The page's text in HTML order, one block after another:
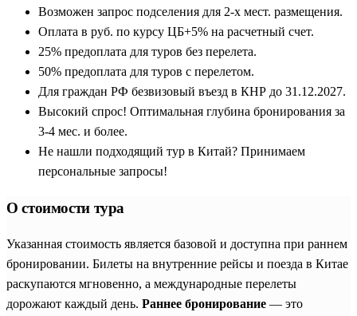
Возможен запрос подселения для 2-х мест. размещения.
Оплата в руб. по курсу ЦБ+5% на расчетный счет.
25% предоплата для туров без перелета.
50% предоплата для туров с перелетом.
Для граждан РФ безвизовый въезд в КНР до 31.12.2027.
Высокий спрос! Оптимальная глубина бронирования за
3-4 мес. и более.
Не нашли подходящий тур в Китай? Принимаем
персональные запросы!
О стоимости тура
Указанная стоимость является базовой и доступна при раннем
бронировании. Билеты на внутренние рейсы и поезда в Китае
раскупаются мгновенно, а международные перелеты
дорожают каждый день. Раннее бронирование — это